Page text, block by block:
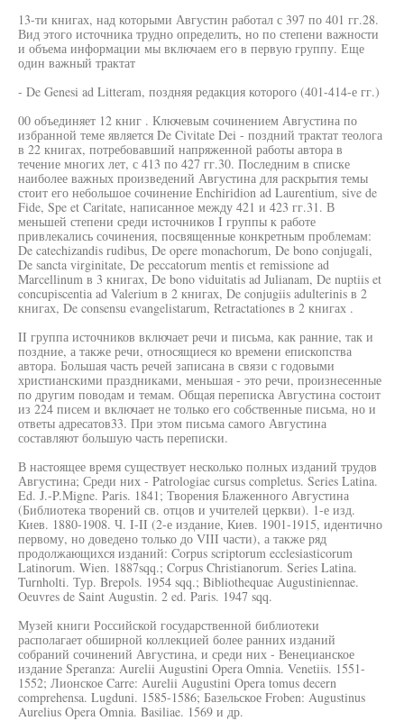
13-ти книгах, над которыми Августин работал с 397 по 401 гг.28.
Вид этого источника трудно определить, но по степени важности
и объема информации мы включаем его в первую группу. Еще
один важный трактат
- De Genesi ad Litteram, поздняя редакция которого (401-414-е гг.)
00 объединяет 12 книг . Ключевым сочинением Августина по
избранной теме является De Civitate Dei - поздний трактат теолога
в 22 книгах, потребовавший напряженной работы автора в
течение многих лет, с 413 по 427 гг.30. Последним в списке
наиболее важных произведений Августина для раскрытия темы
стоит его небольшое сочинение Enchiridion ad Laurentium, sive de
Fide, Spe et Caritate, написанное между 421 и 423 гг.31. В
меньшей степени среди источников I группы к работе
привлекались сочинения, посвященные конкретным проблемам:
De catechizandis rudibus, De opere monachorum, De bono conjugali,
De sancta virginitate, De peccatorum mentis et remissione ad
Marcellinum в 3 книгах, De bono viduitatis ad Julianam, De nuptiis et
concupiscentia ad Valerium в 2 книгах, De conjugiis adulterinis в 2
книгах, De consensu evangelistarum, Retractationes в 2 книгах .
II группа источников включает речи и письма, как ранние, так и
поздние, а также речи, относящиеся ко времени епископства
автора. Большая часть речей записана в связи с годовыми
христианскими праздниками, меньшая - это речи, произнесенные
по другим поводам и темам. Общая переписка Августина состоит
из 224 писем и включает не только его собственные письма, но и
ответы адресатов33. При этом письма самого Августина
составляют большую часть переписки.
В настоящее время существует несколько полных изданий трудов
Августина; Среди них - Patrologiae cursus completus. Series Latina.
Ed. J.-P.Migne. Paris. 1841; Творения Блаженного Августина
(Библиотека творений св. отцов и учителей церкви). 1-е изд.
Киев. 1880-1908. Ч. I-II (2-е издание, Киев. 1901-1915, идентично
первому, но доведено только до VIII части), а также ряд
продолжающихся изданий: Corpus scriptorum ecclesiasticorum
Latinorum. Wien. 1887sqq.; Corpus Christianorum. Series Latina.
Turnholti. Тур. Brepols. 1954 sqq.; Bibliothequae Augustiniennae.
Oeuvres de Saint Augustin. 2 ed. Paris. 1947 sqq.
Музей книги Российской государственной библиотеки
располагает обширной коллекцией более ранних изданий
собраний сочинений Августина, и среди них - Венецианское
издание Speranza: Aurelii Augustini Opera Omnia. Venetiis. 1551-
1552; Лионское Carre: Aurelii Augustini Opera tomus decern
comprehensa. Lugduni. 1585-1586; Базельское Froben: Augustinus
Aurelius Opera Omnia. Basiliae. 1569 и др.